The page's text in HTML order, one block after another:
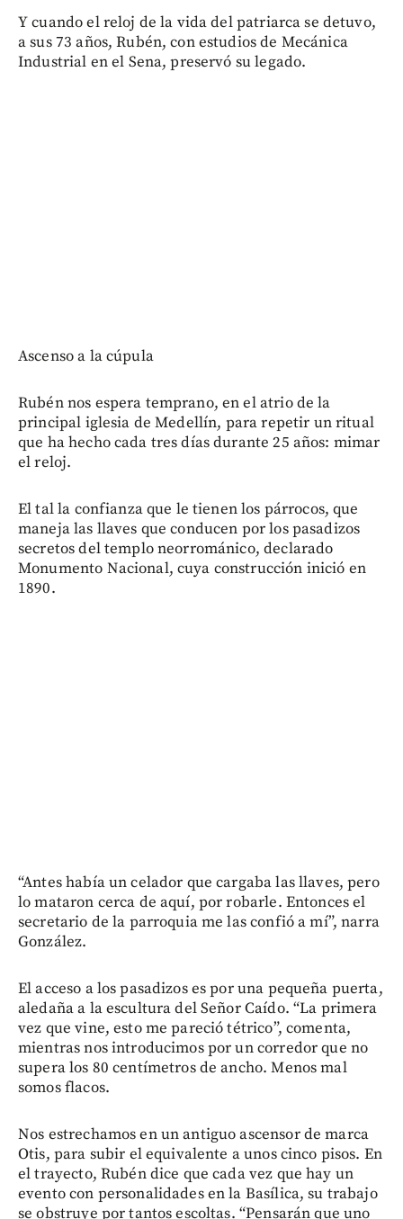
Y cuando el reloj de la vida del patriarca se detuvo,
a sus 73 años, Rubén, con estudios de Mecánica
Industrial en el Sena, preservó su legado.
Ascenso a la cúpula
Rubén nos espera temprano, en el atrio de la
principal iglesia de Medellín, para repetir un ritual
que ha hecho cada tres días durante 25 años: mimar
el reloj.
El tal la confianza que le tienen los párrocos, que
maneja las llaves que conducen por los pasadizos
secretos del templo neorrománico, declarado
Monumento Nacional, cuya construcción inició en
1890.
“Antes había un celador que cargaba las llaves, pero
lo mataron cerca de aquí, por robarle. Entonces el
secretario de la parroquia me las confió a mí”, narra
González.
El acceso a los pasadizos es por una pequeña puerta,
aledaña a la escultura del Señor Caído. “La primera
vez que vine, esto me pareció tétrico”, comenta,
mientras nos introducimos por un corredor que no
supera los 80 centímetros de ancho. Menos mal
somos flacos.
Nos estrechamos en un antiguo ascensor de marca
Otis, para subir el equivalente a unos cinco pisos. En
el trayecto, Rubén dice que cada vez que hay un
evento con personalidades en la Basílica, su trabajo
se obstruye por tantos escoltas. “Pensarán que uno